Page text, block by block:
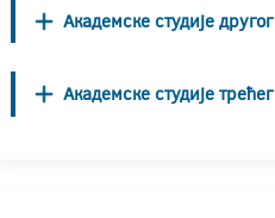
Академске студије
Академске студије